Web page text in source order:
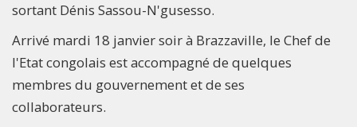
sortant Dénis Sassou-N'gusesso.
Arrivé mardi 18 janvier soir à Brazzaville, le Chef de
l'Etat congolais est accompagné de quelques
membres du gouvernement et de ses
collaborateurs.